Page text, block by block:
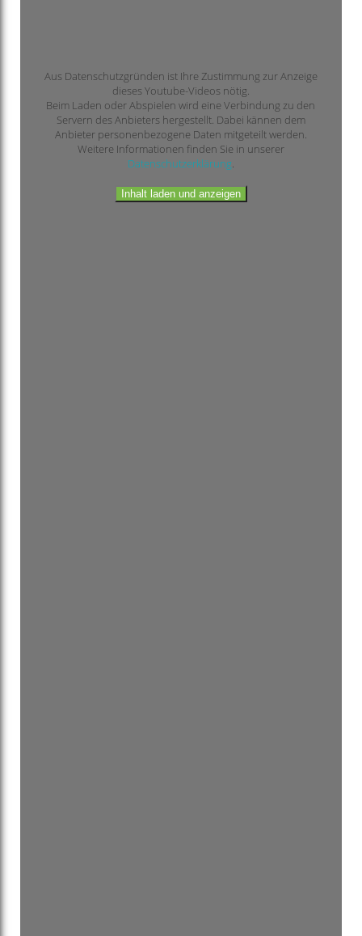
Aus Datenschutzgründen ist Ihre Zustimmung zur Anzeige
dieses Youtube-Videos nötig.
Beim Laden oder Abspielen wird eine Verbindung zu den
Servern des Anbieters hergestellt. Dabei kännen dem
Anbieter personenbezogene Daten mitgeteilt werden.
Weitere Informationen finden Sie in unserer
Datenschutzerklärung.
Inhalt laden und anzeigen